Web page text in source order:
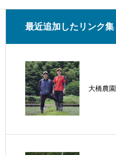
最近追加したリンク集
大橋農園